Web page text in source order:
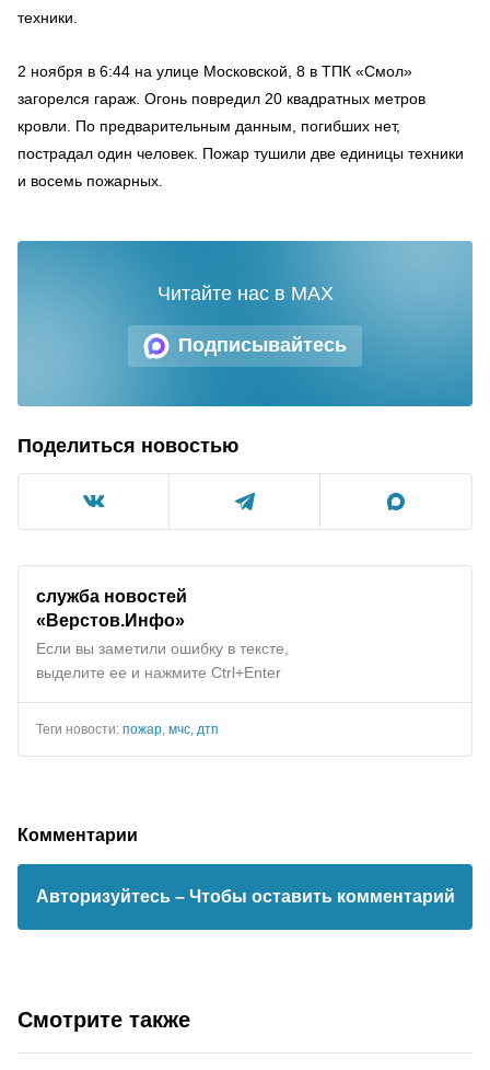
техники.
2 ноября в 6:44 на улице Московской, 8 в ТПК «Смол»
загорелся гараж. Огонь повредил 20 квадратных метров
кровли. По предварительным данным, погибших нет,
пострадал один человек. Пожар тушили две единицы техники
и восемь пожарных.
Подписывайтесь
Читайте нас в MAX
Поделиться новостью
служба новостей
«Верстов.Инфо»
Если вы заметили ошибку в тексте,
выделите ее и нажмите Ctrl+Enter
Теги новости: пожар мчс дтп
Комментарии
Авторизуйтесь – Чтобы оставить комментарий
Смотрите также